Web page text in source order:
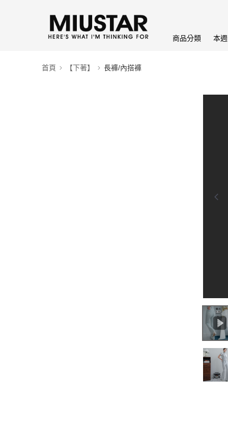
商品分類 本
首頁 【下著】 長褲/內搭褲